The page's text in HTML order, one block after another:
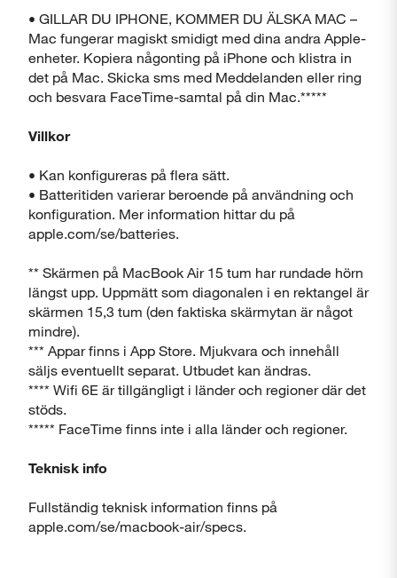
• GILLAR DU IPHONE, KOMMER DU ÄLSKA MAC –
Mac fungerar magiskt smidigt med dina andra Apple-
enheter. Kopiera någonting på iPhone och klistra in
det på Mac. Skicka sms med Meddelanden eller ring
och besvara FaceTime-samtal på din Mac.*****
Villkor
• Kan konfigureras på flera sätt.
• Batteritiden varierar beroende på användning och
konfiguration. Mer information hittar du på
apple.com/se/batteries.
** Skärmen på MacBook Air 15 tum har rundade hörn
längst upp. Uppmätt som diagonalen i en rektangel är
skärmen 15,3 tum (den faktiska skärmytan är något
mindre).
*** Appar finns i App Store. Mjukvara och innehåll
säljs eventuellt separat. Utbudet kan ändras.
**** Wifi 6E är tillgängligt i länder och regioner där det
stöds.
***** FaceTime finns inte i alla länder och regioner.
Teknisk info
Fullständig teknisk information finns på
apple.com/se/macbook-air/specs.